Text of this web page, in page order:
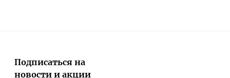
Подписаться на
новости и акции